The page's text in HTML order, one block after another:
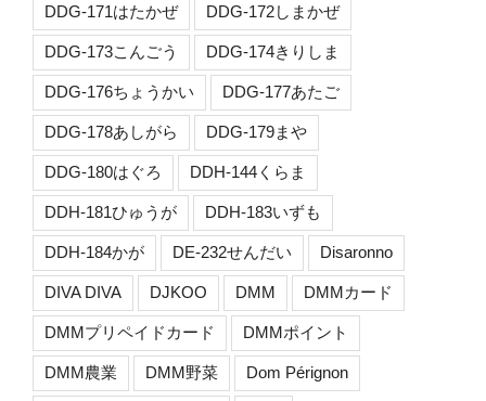
DDG-171はたかぜ DDG-172しまかぜ
DDG-173こんごう DDG-174きりしま
DDG-176ちょうかい DDG-177あたご
DDG-178あしがら DDG-179まや
DDG-180はぐろ DDH-144くらま
DDH-181ひゅうが DDH-183いずも
DDH-184かが DE-232せんだい Disaronno
DIVA DIVA DJKOO DMM DMMカード
DMMプリペイドカード DMMポイント
DMM農業 DMM野菜 Dom Pérignon